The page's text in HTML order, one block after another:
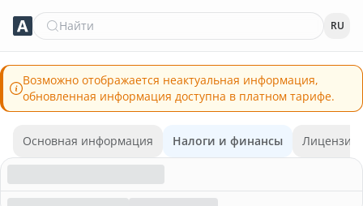
Найти RU
Возможно отображается неактуальная информация,
обновленная информация доступна в платном тарифе.
Основная информация Налоги и финансы Лицензии